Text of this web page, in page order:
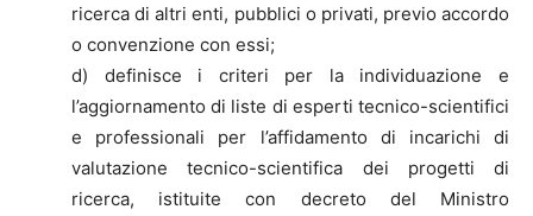
ricerca di altri enti, pubblici o privati, previo accordo
o convenzione con essi;
d) definisce i criteri per la individuazione e
l’aggiornamento di liste di esperti tecnico-scientifici
e professionali per l’affidamento di incarichi di
valutazione tecnico-scientifica dei progetti di
ricerca, istituite con decreto del Ministro